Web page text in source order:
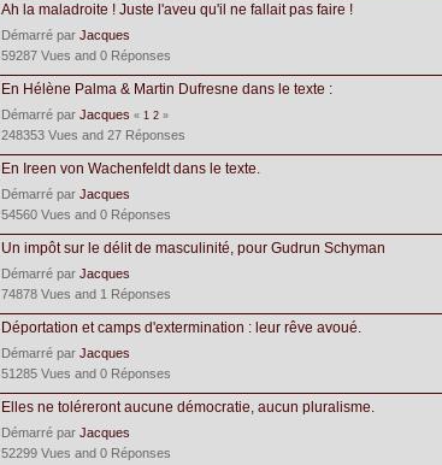
Ah la maladroite ! Juste l'aveu qu'il ne fallait pas faire !
Démarré parJacques
59287 Vues and 0 Réponses
En Hélène Palma & Martin Dufresne dans le texte :
Démarré parJacques «1 2 »
248353 Vues and 27 Réponses
En Ireen von Wachenfeldt dans le texte.
Démarré parJacques
54560 Vues and 0 Réponses
Un impôt sur le délit de masculinité, pour Gudrun Schyman
Démarré parJacques
74878 Vues and 1 Réponses
Déportation et camps d'extermination : leur rêve avoué.
Démarré parJacques
51285 Vues and 0 Réponses
Elles ne toléreront aucune démocratie, aucun pluralisme.
Démarré parJacques
52299 Vues and 0 Réponses